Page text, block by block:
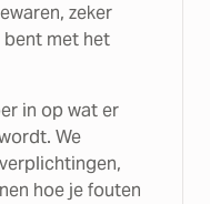
zeker
bent met het
in op wat er
We
hoe je fouten